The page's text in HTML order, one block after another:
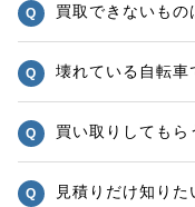
買取できないもの
壊れている自転車
買い取りしてもら
見積りだけ知り